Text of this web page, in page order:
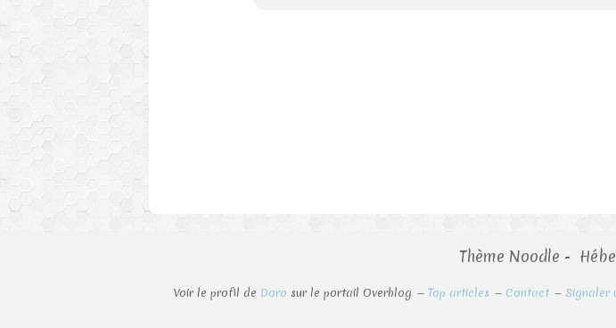
Thème Noodle -
Voir le profil de Doro sur le portail Overblog Top articles Contact Signaler